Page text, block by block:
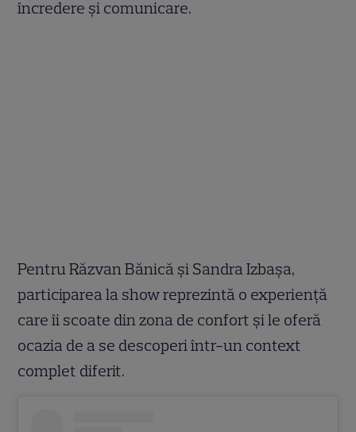
încredere și comunicare.
Pentru Răzvan Bănică și Sandra Izbașa,
participarea la show reprezintă o experiență
care îi scoate din zona de confort și le oferă
ocazia de a se descoperi într-un context
complet diferit.